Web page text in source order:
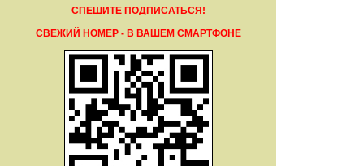
СПЕШИТЕ ПОДПИСАТЬСЯ!
СВЕЖИЙ НОМЕР - В ВАШЕМ СМАРТФОНЕ